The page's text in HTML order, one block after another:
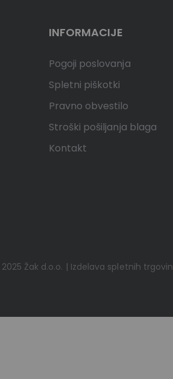
INFORMACIJE
Pogoji poslovanja
Spletni piškotki
Pravno obvestilo
Stroški pošiljanja blaga
Kontakt
Žak d.o.o. | Izdelava spletnih trgovin